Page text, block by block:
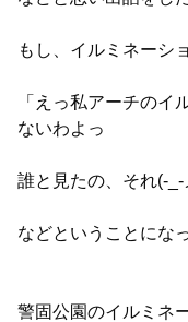
もし、イルミネーシ
「えっ私アーチのイ
ないわよっ
誰と見たの、それ(-_-
などということにな
警固公園のイルミネ